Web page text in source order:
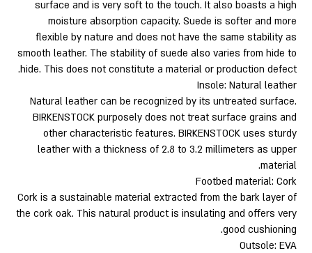
surface and is very soft to the touch. It also boasts a high
moisture absorption capacity. Suede is softer and more
flexible by nature and does not have the same stability as
smooth leather. The stability of suede also varies from hide to
hide. This does not constitute a material or production defect.
Insole: Natural leather
Natural leather can be recognized by its untreated surface.
BIRKENSTOCK purposely does not treat surface grains and
other characteristic features. BIRKENSTOCK uses sturdy
leather with a thickness of 2.8 to 3.2 millimeters as upper
material.
Footbed material: Cork
Cork is a sustainable material extracted from the bark layer of
the cork oak. This natural product is insulating and offers very
good cushioning.
Outsole: EVA